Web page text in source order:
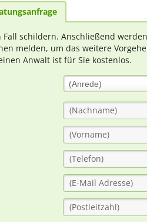
schildern. Anschließend
melden, um das weitere
Anwalt ist für Sie kostenlos.
(Anrede)